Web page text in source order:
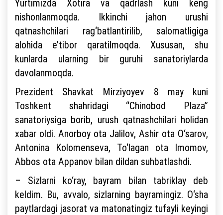
Yurtimizda Xotira va qadrlash kuni keng
nishonlanmoqda. Ikkinchi jahon urushi
qatnashchilari rag‘batlantirilib, salomatligiga
alohida e’tibor qaratilmoqda. Xususan, shu
kunlarda ularning bir guruhi sanatoriylarda
davolanmoqda.
Prezident Shavkat Mirziyoyev 8 may kuni
Toshkent shahridagi “Chinobod Plaza”
sanatoriysiga borib, urush qatnashchilari holidan
xabar oldi. Anorboy ota Jalilov, Ashir ota O‘sarov,
Antonina Kolomenseva, To‘lagan ota Imomov,
Abbos ota Appanov bilan dildan suhbatlashdi.
– Sizlarni ko‘ray, bayram bilan tabriklay deb
keldim. Bu, avvalo, sizlarning bayramingiz. O‘sha
paytlardagi jasorat va matonatingiz tufayli keyingi